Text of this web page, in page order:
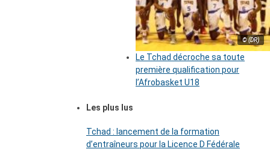
© (DR)
Le Tchad décroche sa toute
première qualification pour
l’Afrobasket U18
Les plus lus
Tchad : lancement de la formation
d’entraîneurs pour la Licence D Fédérale